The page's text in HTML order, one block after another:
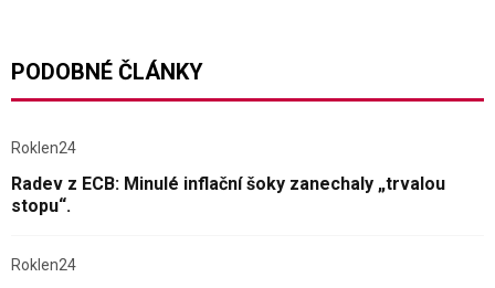
PODOBNÉ ČLÁNKY
Roklen24
Radev z ECB: Minulé inflační šoky zanechaly „trvalou
stopu“.
Roklen24